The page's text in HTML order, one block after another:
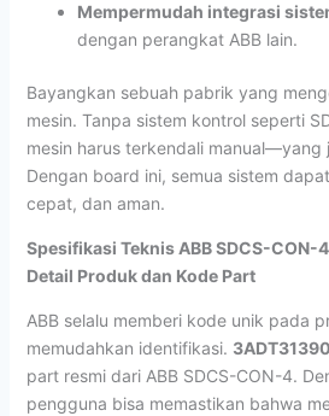
Mempermudah integrasi
dengan perangkat ABB lain.
Bayangkan sebuah pabrik yang
mesin. Tanpa sistem kontrol seperti
mesin harus terkendali manual—yang
Dengan board ini, semua sistem
cepat, dan aman.
Spesifikasi Teknis ABB SDCS-CON-4
Detail Produk dan Kode Part
ABB selalu memberi kode unik pada
memudahkan identifikasi.
part resmi dari ABB SDCS-CON-4.
pengguna bisa memastikan bahwa